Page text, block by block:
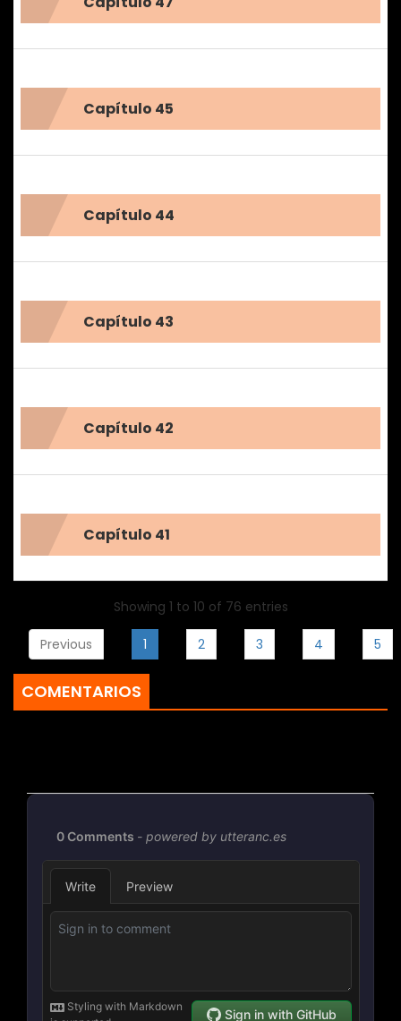
Capítulo 45
Capítulo 44
Capítulo 43
Capítulo 42
Capítulo 41
Showing 1 to 10 of 76 entries
Previous 1 2 3 4 5
COMENTARIOS